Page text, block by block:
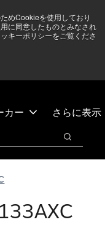
めCookieを使用しており
に同意したものとみなされ
キーポリシーをご覧くださ
こちら➜
カー さらに表示
検索